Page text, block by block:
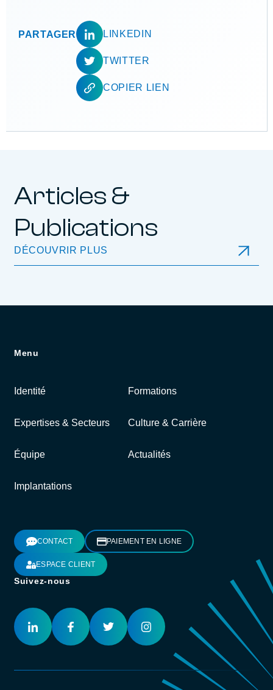
PARTAGER LINKEDIN
TWITTER
COPIER LIEN
Articles &
Publications
DÉCOUVRIR PLUS
Menu
Identité Formations
Expertises & Secteurs Culture & Carrière
Équipe Actualités
Implantations
CONTACT PAIEMENT EN LIGNE
ESPACE CLIENT
Suivez-nous